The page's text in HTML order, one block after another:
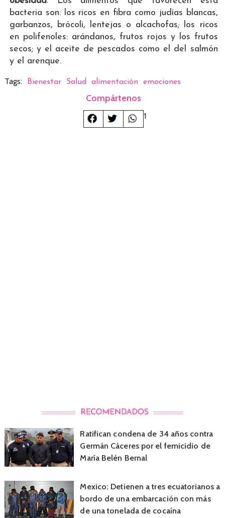
bacteria son: los ricos en fibra como judías blancas,
garbanzos, brócoli, lentejas o alcachofas; los ricos
en polifenoles: arándanos, frutos rojos y los frutos
secos; y el aceite de pescados como el del salmón
y el arenque.
Tags: Bienestar Salud alimentación emociones
Compártenos
1
Ratifican condena de 34 años contra
Germán Cáceres por el femicidio de
María Belén Bernal
Mexico: Detienen a tres ecuatorianos a
bordo de una embarcación con más
de una tonelada de cocaína